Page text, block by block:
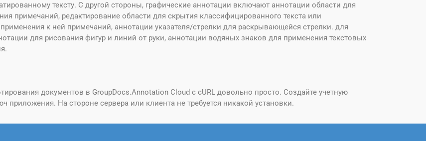
тексту. С другой стороны, графические аннотации включают аннотации области для
примечаний, редактирование области для скрытия классифицированного текста или
к ней примечаний, аннотации указателя/стрелки для раскрывающейся стрелки. для
для рисования фигур и линий от руки, аннотации водяных знаков для применения текстовых
документов в GroupDocs.Annotation Cloud с cURL довольно просто. Создайте учетную
приложения. На стороне сервера или клиента не требуется никакой установки.